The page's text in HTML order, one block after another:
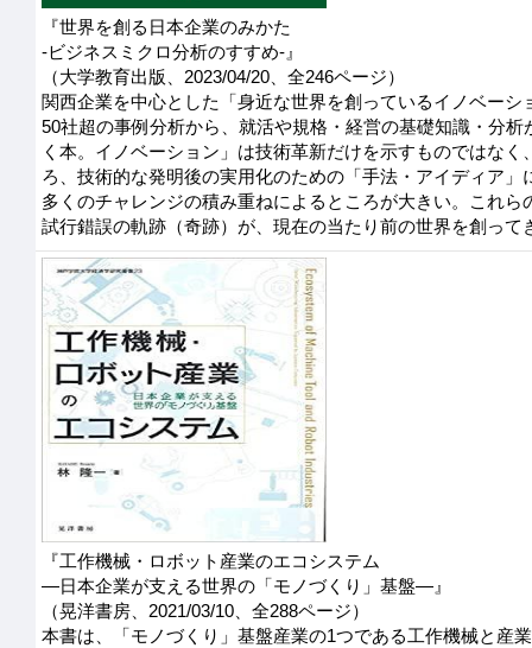
『世界を創る日本企業のみかた
-ビジネスミクロ分析のすすめ-』
（大学教育出版、2023/04/20、全246ページ）
関西企業を中心とした「身近な世界を創っているイノベーシ
50社超の事例分析から、就活や規格・経営の基礎知識・分析
く本。イノベーション」は技術革新だけを示すものではなく
ろ、技術的な発明後の実用化のための「手法・アイディア」
多くのチャレンジの積み重ねによるところが大きい。これら
試行錯誤の軌跡（奇跡）が、現在の当たり前の世界を創って
『工作機械・ロボット産業のエコシステム
―日本企業が支える世界の「モノづくり」基盤―』
（晃洋書房、2021/03/10、全288ページ）
本書は、「モノづくり」基盤産業の1つである工作機械と産